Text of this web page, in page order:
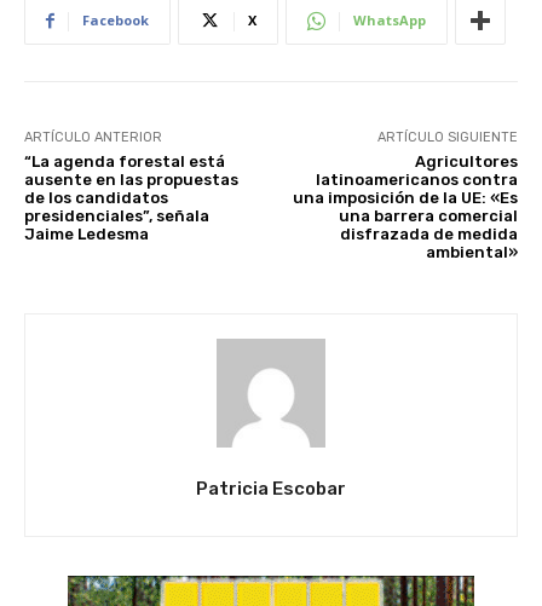
Facebook X WhatsApp
ARTÍCULO ANTERIOR
“La agenda forestal está
ausente en las propuestas
de los candidatos
presidenciales”, señala
Jaime Ledesma
ARTÍCULO SIGUIENTE
Agricultores
latinoamericanos contra
una imposición de la UE: «Es
una barrera comercial
disfrazada de medida
ambiental»
Patricia Escobar